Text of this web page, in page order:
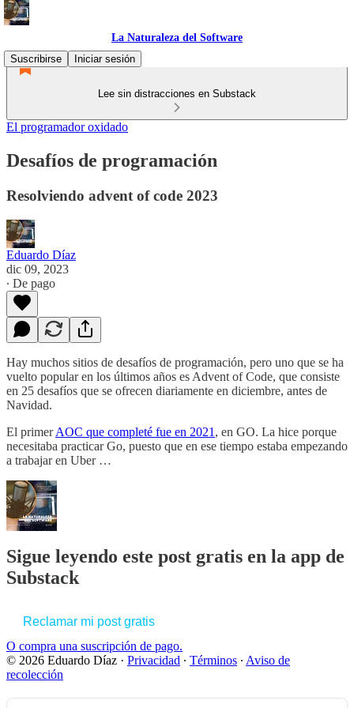
La Naturaleza del Software
Suscribirse
Iniciar sesión
Lee sin distracciones en Substack
El programador oxidado
Desafíos de programación
Resolviendo advent of code 2023
Eduardo Díaz
dic 09, 2023
∙ De pago
Hay muchos sitios de desafíos de programación, pero uno que se ha
vuelto popular en los últimos años es Advent of Code, que consiste
en 25 desafíos que se ofrecen diariamente en diciembre, antes de
Navidad.
El primerAOC que completé fue en 2021 , en GO. La hice porque
necesitaba practicar Go, puesto que en ese tiempo estaba empezando
a trabajar en Uber …
Sigue leyendo este post gratis en la app de
Substack
Reclamar mi post gratis
O compra una suscripción de pago.
© 2026 Eduardo Díaz · Privacidad ∙ Términos ∙ Aviso de
recolección